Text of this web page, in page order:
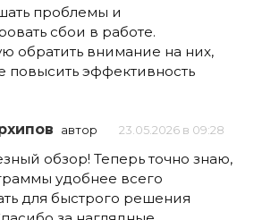
проблемы и
сбои в работе.
обратить внимание на них,
повысить эффективность
автор 23.05.2026 в 09:28
обзор! Теперь точно знаю,
удобнее всего
для быстрого решения